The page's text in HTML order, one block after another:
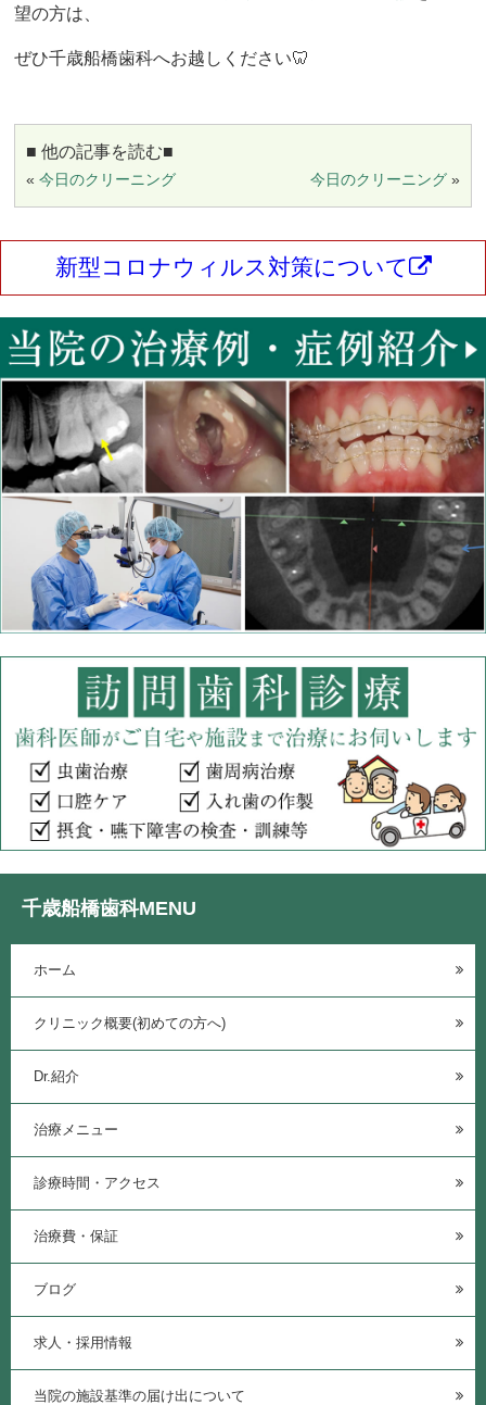
望の方は、
ぜひ千歳船橋歯科へお越しください🦷
■ 他の記事を読む■
«今日のクリーニング 今日のクリーニング»
新型コロナウィルス対策について
千歳船橋歯科MENU
ホーム
クリニック概要(初めての方へ)
Dr.紹介
治療メニュー
診療時間・アクセス
治療費・保証
ブログ
求人・採用情報
当院の施設基準の届け出について